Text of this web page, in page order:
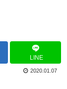
LINE
2020.01.07